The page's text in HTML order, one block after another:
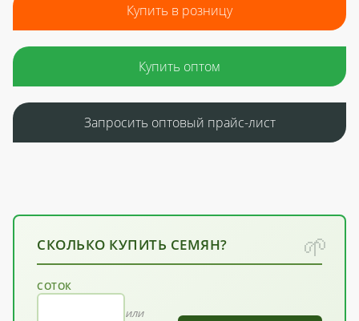
Купить в розницу
Купить оптом
Запросить оптовый прайс-лист
СКОЛЬКО КУПИТЬ СЕМЯН?
СОТОК
или